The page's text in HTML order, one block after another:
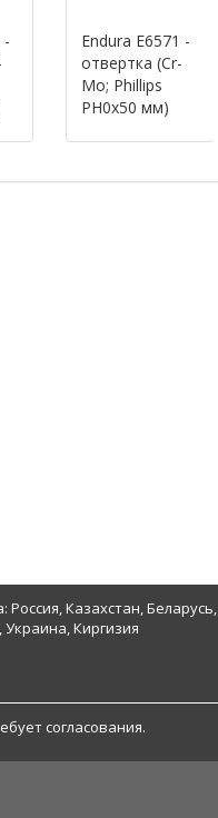
-
Endura E6571 -
отвертка (Cr-
Mo; Phillips
PH0x50 мм)
Россия, Казахстан, Беларусь,
Киргизия
согласования.